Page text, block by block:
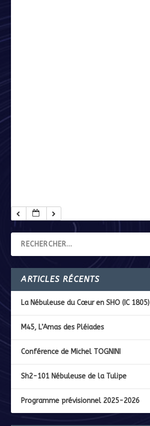
ARTICLES RÉCENTS
La Nébuleuse du Cœur en SHO (IC 1805)
M45, L’Amas des Pléiades
Conférence de Michel TOGNINI
Sh2-101 Nébuleuse de la Tulipe
Programme prévisionnel 2025-2026